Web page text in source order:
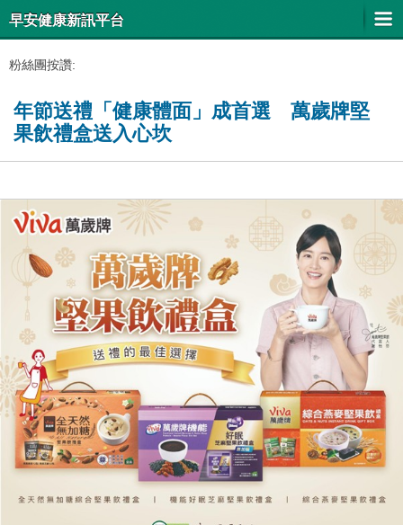
早安健康新訊平台
粉絲團按讚:
年節送禮「健康體面」成首選 萬歲牌堅
果飲禮盒送入心坎